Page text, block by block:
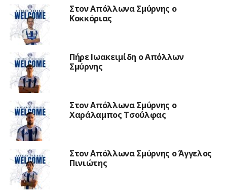
Στον Απόλλωνα Σμύρνης ο
Κοκκόριας
Πήρε Ιωακειμίδη ο Απόλλων
Σμύρνης
Στον Απόλλωνα Σμύρνης ο
Χαράλαμπος Τσούλφας
Στον Απόλλωνα Σμύρνης ο Άγγελος
Πινιώτης